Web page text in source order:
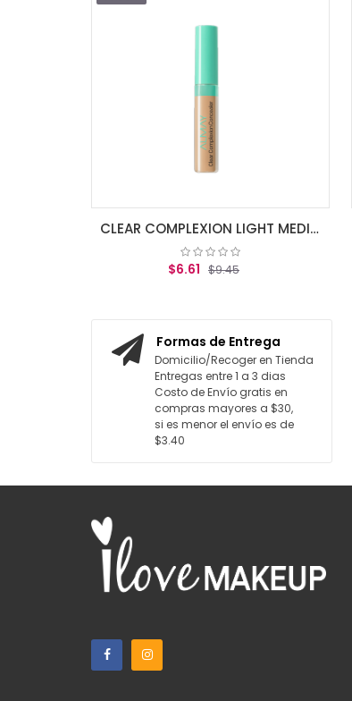
CLEAR COMPLEXION LIGHT MEDIUM
$9.45
Formas de Entrega
Domicilio/Recoger en Tienda
Entregas entre 1 a 3 dias
Costo de Envío gratis en
compras mayores a $30,
si es menor el envío es de
$3.40